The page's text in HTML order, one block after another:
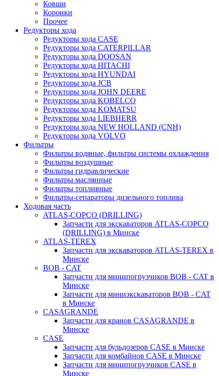
Ковши
Коронки
Прочее
Редукторы хода
Редукторы хода CASE
Редукторы хода CATERPILLAR
Редукторы хода DOOSAN
Редукторы хода HITACHI
Редукторы хода HYUNDAI
Редукторы хода JCB
Редукторы хода JOHN DEERE
Редукторы хода KOBELCO
Редукторы хода KOMATSU
Редукторы хода LIEBHERR
Редукторы хода NEW HOLLAND (CNH)
Редукторы хода VOLVO
Фильтры
Фильтры водяные, фильтры системы охлаждения
Фильтры воздушные
Фильтры гидравлические
Фильтры маслянные
Фильтры топливные
Фильтры-сепараторы дизельного топлива
Ходовая часть
ATLAS-COPCO (DRILLING)
Запчасти для экскаваторов ATLAS-COPCO
(DRILLING) в Минске
ATLAS-TEREX
Запчасти для экскаваторов ATLAS-TEREX в
Минске
BOB - CAT
Запчасти для минипогрузчиков BOB - CAT в
Минске
Запчасти для миниэкскаваторов BOB - CAT
в Минске
CASAGRANDE
Запчасти для кранов CASAGRANDE в
Минске
CASE
Запчасти для бульдозеров CASE в Минске
Запчасти для комбайнов CASE в Минске
Запчасти для минипогрузчиков CASE в
Минске